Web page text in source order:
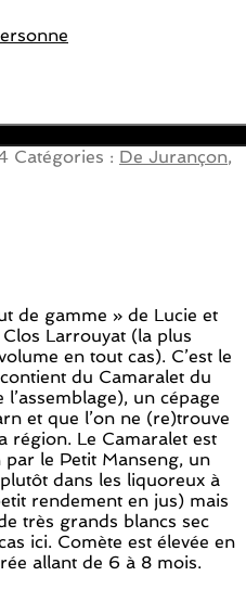
Catégories : De Jurançon,
de gamme » de Lucie et
Larrouyat (la plus
en tout cas). C’est le
du Camaralet du
un cépage
et que l’on ne (re)trouve
région. Le Camaralet est
par le Petit Manseng, un
dans les liquoreux à
rendement en jus) mais
très grands blancs sec
ici. Comète est élevée en
allant de 6 à 8 mois.